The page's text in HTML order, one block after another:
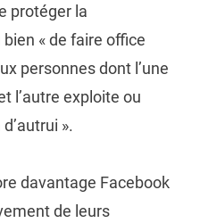
protéger la
« de faire office
personnes dont l’une
l’autre exploite ou
».
davantage Facebook
de leurs